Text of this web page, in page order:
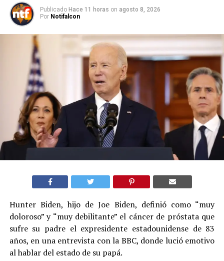
Publicado Hace 11 horas on agosto 8, 2026
Por Notifalcon
Hunter Biden, hijo de Joe Biden, definió como “muy
doloroso” y “muy debilitante” el cáncer de próstata que
sufre su padre el expresidente estadounidense de 83
años, en una entrevista con la BBC, donde lució emotivo
al hablar del estado de su papá.